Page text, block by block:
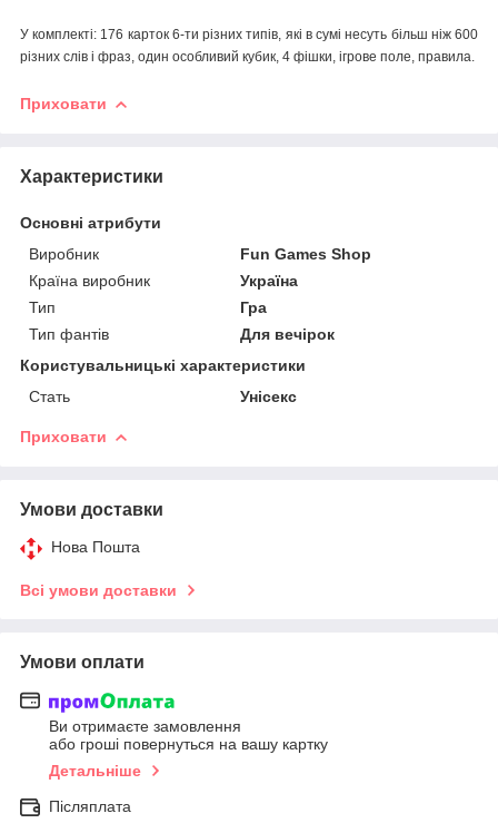
У комплекті: 176 карток 6-ти різних типів, які в сумі несуть більш ніж 600
різних слів і фраз, один особливий кубик, 4 фішки, ігрове поле, правила.
Приховати
Характеристики
Основні атрибути
Виробник
Fun Games Shop
Країна виробник
Україна
Тип
Гра
Тип фантів
Для вечірок
Користувальницькі характеристики
Стать
Унісекс
Приховати
Умови доставки
Нова Пошта
Всі умови доставки
Умови оплати
Ви отримаєте замовлення
або гроші повернуться на вашу картку
Детальніше
Післяплата